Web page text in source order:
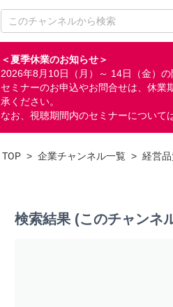
＜夏季休業のお知らせ＞
2026年8月10日（月）～ 14日（金）
セミナーのお申込やお問合せは、休業
承ください。
なお、視聴期間内のセミナーについて
TOP > 企業チャンネル一覧 > 経営
検索結果 (このチャンネ